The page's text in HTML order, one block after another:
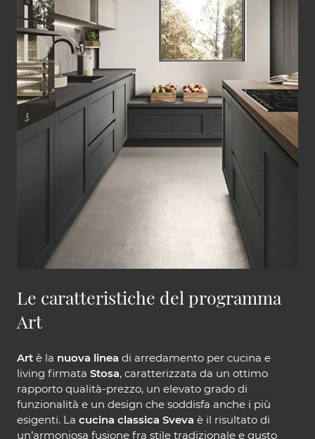
Le caratteristiche del programma
Art
Art è la nuova linea di arredamento per cucina e
living firmata Stosa, caratterizzata da un ottimo
rapporto qualità-prezzo, un elevato grado di
funzionalità e un design che soddisfa anche i più
esigenti. La cucina classica Sveva è il risultato di
un’armoniosa fusione fra stile tradizionale e gusto